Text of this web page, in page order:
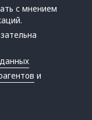
с мнением
и